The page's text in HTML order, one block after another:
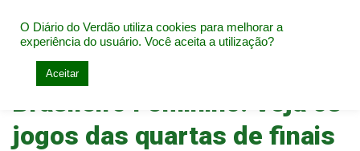
Home Palmeiras Feminino
Brasileiro Feminino: Veja os
jogos das quartas de finais
O Diário do Verdão utiliza cookies para melhorar a
experiência do usuário. Você aceita a utilização?
Aceitar